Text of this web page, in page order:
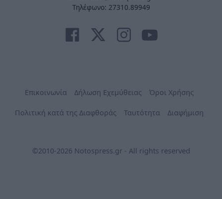
Τηλέφωνο: 27310.89949
Επικοινωνία Δήλωση Εχεμύθειας Όροι Χρήσης
Πολιτική κατά της Διαφθοράς Ταυτότητα Διαφήμιση
©2010-2026 Notospress.gr - All rights reserved